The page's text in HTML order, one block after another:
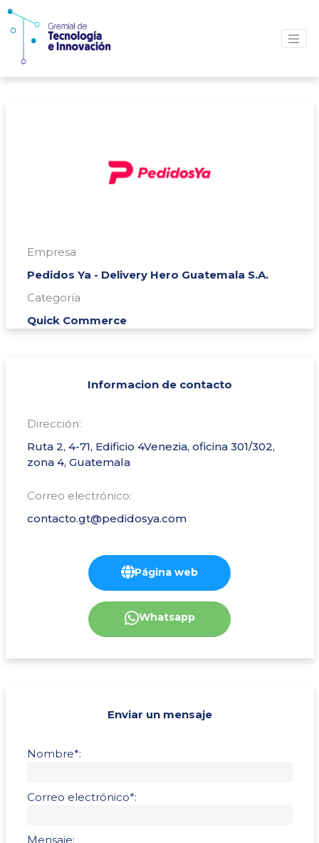
Empresa
Pedidos Ya - Delivery Hero Guatemala S.A.
Categoría
Quick Commerce
Informacion de contacto
Dirección:
Ruta 2, 4-71, Edificio 4Venezia, oficina 301/302,
zona 4, Guatemala
Correo electrónico:
contacto.gt@pedidosya.com
Página web
Whatsapp
Enviar un mensaje
Nombre*:
Correo electrónico*:
Mensaje: